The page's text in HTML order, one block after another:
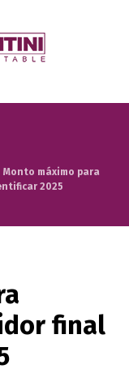
Monto máximo para
2025
final